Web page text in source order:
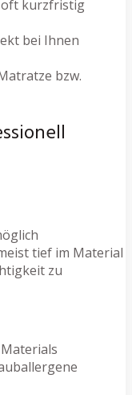
kurzfristig
bei Ihnen
bzw.
tief im Material
zu